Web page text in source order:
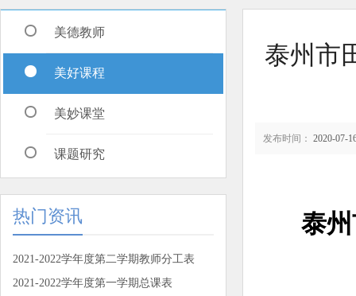
美德教师
美好课程
美妙课堂
课题研究
热门资讯
2021-2022学年度第二学期教师分工表
2021-2022学年度第一学期总课表
泰州市
发布时间： 2020-07-
泰